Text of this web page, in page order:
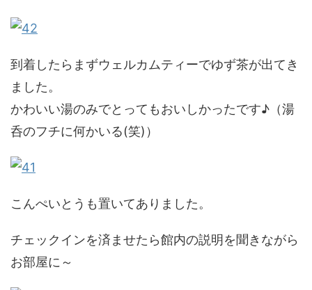
到着したらまずウェルカムティーでゆず茶が出てき
ました。
かわいい湯のみでとってもおいしかったです♪（湯
呑のフチに何かいる(笑)）
こんぺいとうも置いてありました。
チェックインを済ませたら館内の説明を聞きながら
お部屋に～